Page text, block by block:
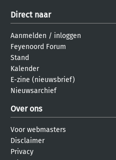
Direct naar
Aanmelden / inloggen
Feyenoord Forum
Stand
Kalender
E-zine (nieuwsbrief)
Nieuwsarchief
Over ons
Voor webmasters
Disclaimer
Privacy